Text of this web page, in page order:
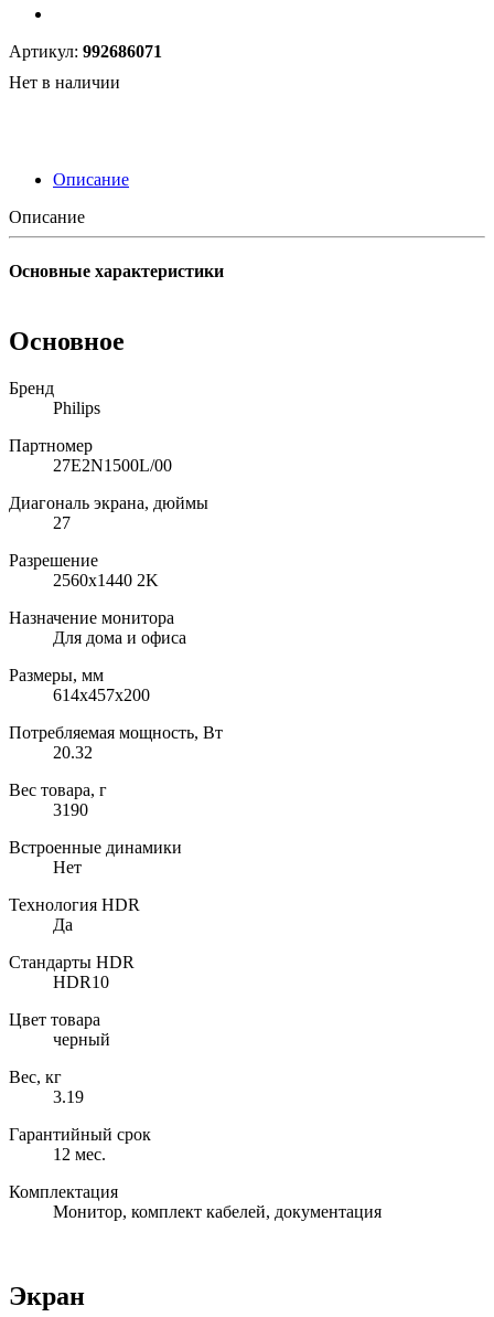
Артикул: 992686071
Нет в наличии
Описание
Описание
Основные характеристики
Основное
Бренд
Philips
Партномер
27E2N1500L/00
Диагональ экрана, дюймы
27
Разрешение
2560x1440 2K
Назначение монитора
Для дома и офиса
Размеры, мм
614x457x200
Потребляемая мощность, Вт
20.32
Вес товара, г
3190
Встроенные динамики
Нет
Технология HDR
Да
Cтандарты HDR
HDR10
Цвет товара
черный
Вес, кг
3.19
Гарантийный срок
12 мес.
Комплектация
Монитор, комплект кабелей, документация
Экран